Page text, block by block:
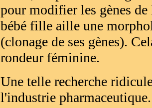
pour modifier les gènes
bébé fille aille une
(clonage de ses gènes).
rondeur féminine.
Une telle recherche
l'industrie pharmaceutique.